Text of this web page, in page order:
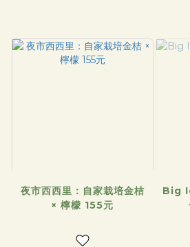
夜市西西里：自家栽培金桔
× 檸檬 155元
Big